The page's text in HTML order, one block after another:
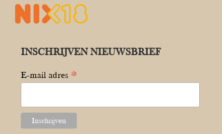
INSCHRIJVEN NIEUWSBRIEF
E-mail adres *